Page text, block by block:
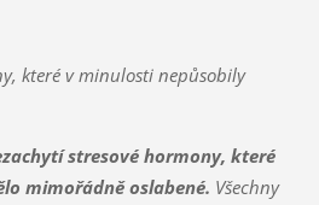
které v minulosti nepůsobily
stresové hormony, které
mimořádně oslabené. Všechny